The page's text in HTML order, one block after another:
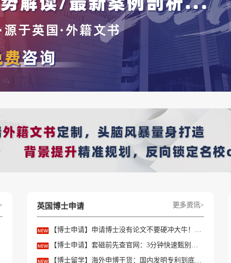
常丰富的申请经验，目前在25Fall申请中已拿到1000+枚offer，
问，让你26Fall抢占先机!👇👇👇
英国博士申请 更多资讯>
【博士申请】申请博士没有论文不要硬冲大牛！学会精准筛选导师
【博士申请】套磁前先查官网：3分钟快速甄别只收985/高绩点的内卷课题组
【博士留学】海外申博干货：国内发明专利到底能不能加分？含金量一文讲透